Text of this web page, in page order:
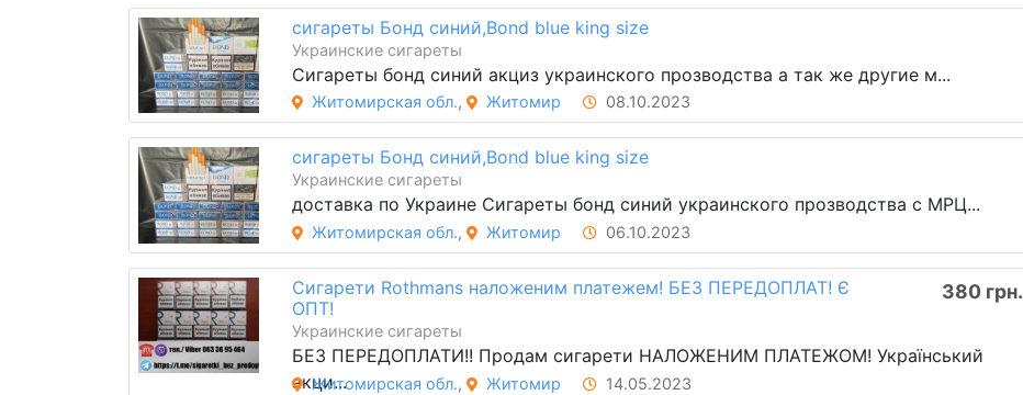
сигареты Бонд синий,Bond blue king size
Украинские сигареты
Сигареты бонд синий акциз украинского прозводства а так же другие м...
Житомирская обл., Житомир 08.10.2023
сигареты Бонд синий,Bond blue king size
Украинские сигареты
доставка по Украине Сигареты бонд синий украинского прозводства с МРЦ...
Житомирская обл., Житомир 06.10.2023
Сигарети Rothmans наложеним платежем! БЕЗ ПЕРЕДОПЛАТ! Є
ОПТ!
380 грн.
Украинские сигареты
БЕЗ ПЕРЕДОПЛАТИ!! Продам сигарети НАЛОЖЕНИМ ПЛАТЕЖОМ! Український
акци...
Житомирская обл., Житомир 14.05.2023